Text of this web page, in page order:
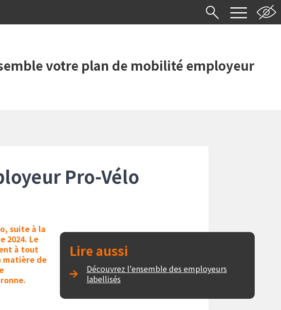
votre plan de mobilité employeur
Pro-Vélo
suite à la
2024. Le
à tout
matière de
Lire aussi
Découvrez l'ensemble des employeurs
labellisés